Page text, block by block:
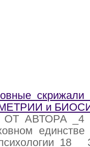
скрижали
и
АВТОРА _4
единстве